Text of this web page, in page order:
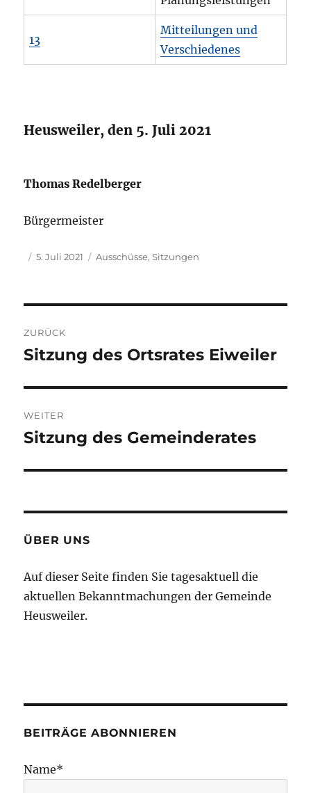
13
Mitteilungen und
Verschiedenes
Heusweiler, den 5. Juli 2021
Thomas Redelberger
Bürgermeister
Autor
Veröffentlicht
5. Juli 2021 Kategorien
Ausschüsse,Sitzungen
ZURÜCK
Vorheriger
Sitzung des Ortsrates Eiweiler
WEITER
Nächster
Sitzung des Gemeinderates
ÜBER UNS
Auf dieser Seite finden Sie tagesaktuell die
aktuellen Bekanntmachungen der Gemeinde
Heusweiler.
BEITRÄGE ABONNIEREN
Name*